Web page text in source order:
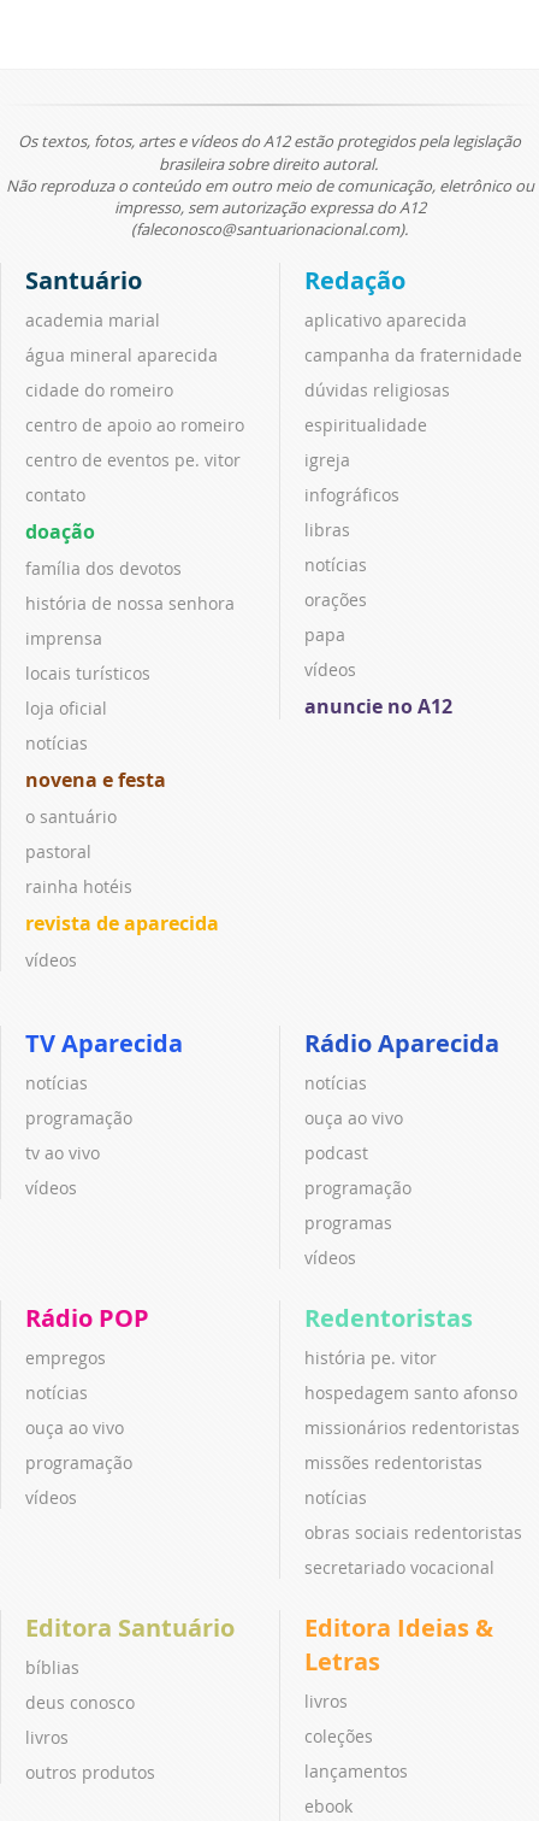
Os textos, fotos, artes e vídeos do A12 estão protegidos pela legislação
brasileira sobre direito autoral.
Não reproduza o conteúdo em outro meio de comunicação, eletrônico ou
impresso, sem autorização expressa do A12
(faleconosco@santuarionacional.com).
Santuário
academia marial
água mineral aparecida
cidade do romeiro
centro de apoio ao romeiro
centro de eventos pe. vitor
contato
doação
família dos devotos
história de nossa senhora
imprensa
locais turísticos
loja oficial
notícias
novena e festa
o santuário
pastoral
rainha hotéis
revista de aparecida
vídeos
Redação
aplicativo aparecida
campanha da fraternidade
dúvidas religiosas
espiritualidade
igreja
infográficos
libras
notícias
orações
papa
vídeos
anuncie no A12
TV Aparecida
notícias
programação
tv ao vivo
vídeos
Rádio Aparecida
notícias
ouça ao vivo
podcast
programação
programas
vídeos
Rádio POP
empregos
notícias
ouça ao vivo
programação
vídeos
Redentoristas
história pe. vitor
hospedagem santo afonso
missionários redentoristas
missões redentoristas
notícias
obras sociais redentoristas
secretariado vocacional
Editora Santuário
bíblias
deus conosco
livros
outros produtos
Editora Ideias &
Letras
livros
coleções
lançamentos
ebook